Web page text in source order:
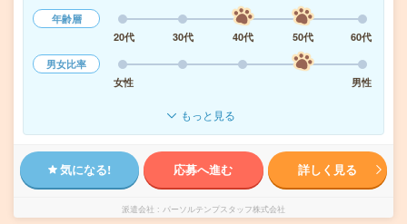
年齢層
20代
30代 40代 50代
60代
男女比率
女性
男性
もっと見る
気になる! 応募へ進む 詳しく見る
派遣会社 パーソルテンプスタッフ株式会社